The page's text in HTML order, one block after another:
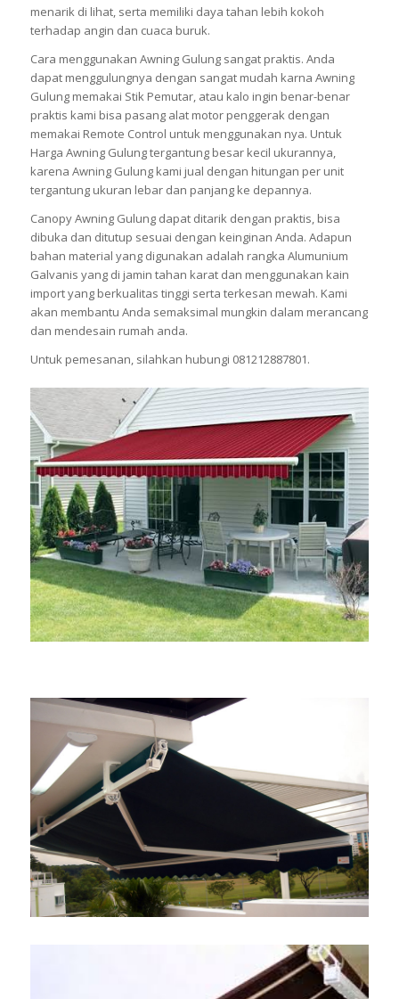
menarik di lihat, serta memiliki daya tahan lebih kokoh
terhadap angin dan cuaca buruk.
Cara menggunakan Awning Gulung sangat praktis. Anda
dapat menggulungnya dengan sangat mudah karna Awning
Gulung memakai Stik Pemutar, atau kalo ingin benar-benar
praktis kami bisa pasang alat motor penggerak dengan
memakai Remote Control untuk menggunakan nya. Untuk
Harga Awning Gulung tergantung besar kecil ukurannya,
karena Awning Gulung kami jual dengan hitungan per unit
tergantung ukuran lebar dan panjang ke depannya.
Canopy Awning Gulung dapat ditarik dengan praktis, bisa
dibuka dan ditutup sesuai dengan keinginan Anda. Adapun
bahan material yang digunakan adalah rangka Alumunium
Galvanis yang di jamin tahan karat dan menggunakan kain
import yang berkualitas tinggi serta terkesan mewah. Kami
akan membantu Anda semaksimal mungkin dalam merancang
dan mendesain rumah anda.
Untuk pemesanan, silahkan hubungi 081212887801.